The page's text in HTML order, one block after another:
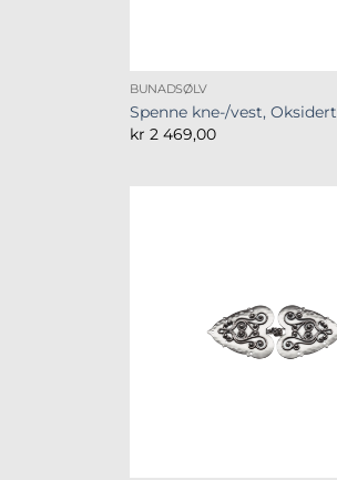
BUNADSØLV
Spenne kne-/vest, Oksidert
kr 2 469,00